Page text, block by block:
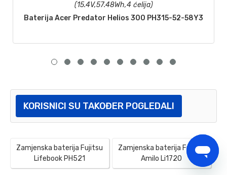
(15.4V,57.48Wh,4 ćelija)
Baterija Acer Predator Helios 300 PH315-52-58Y3
KORISNICI SU TAKOĐER POGLEDALI
Zamjenska baterija Fujitsu
Lifebook PH521
Zamjenska baterija Fujitsu
Amilo Li1720